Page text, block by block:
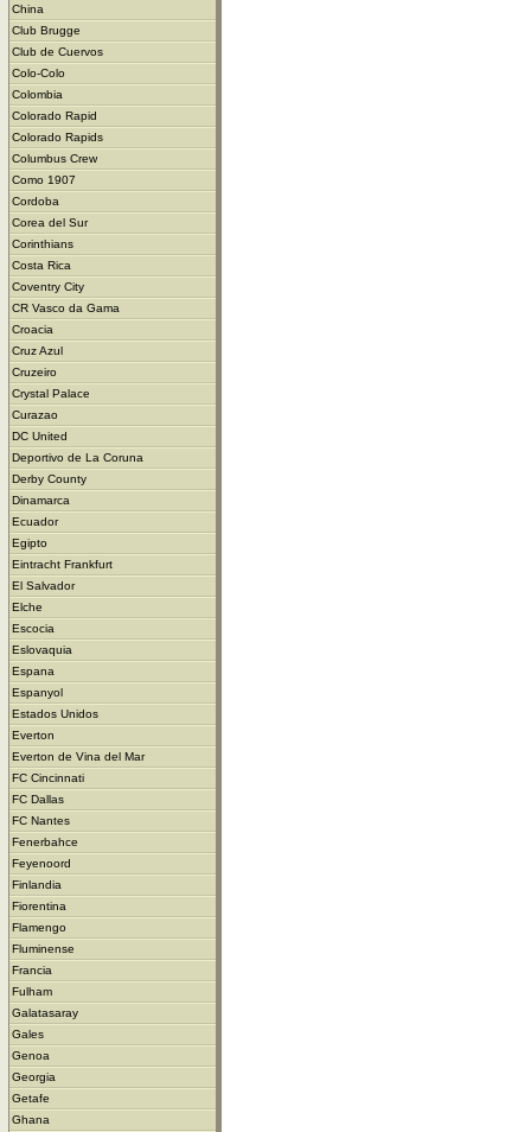
China
Club Brugge
Club de Cuervos
Colo-Colo
Colombia
Colorado Rapid
Colorado Rapids
Columbus Crew
Como 1907
Cordoba
Corea del Sur
Corinthians
Costa Rica
Coventry City
CR Vasco da Gama
Croacia
Cruz Azul
Cruzeiro
Crystal Palace
Curazao
DC United
Deportivo de La Coruna
Derby County
Dinamarca
Ecuador
Egipto
Eintracht Frankfurt
El Salvador
Elche
Escocia
Eslovaquia
Espana
Espanyol
Estados Unidos
Everton
Everton de Vina del Mar
FC Cincinnati
FC Dallas
FC Nantes
Fenerbahce
Feyenoord
Finlandia
Fiorentina
Flamengo
Fluminense
Francia
Fulham
Galatasaray
Gales
Genoa
Georgia
Getafe
Ghana